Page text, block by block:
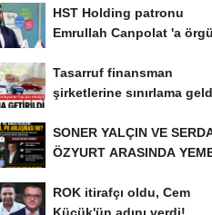
KİŞİ...
HST Holding patronu
Emrullah Canpolat 'a
Tasarruf finansman
şirketlerine sınırlama
SONER YALÇIN VE
ÖZYURT ARASINDA
ROK itirafçı oldu, Cem